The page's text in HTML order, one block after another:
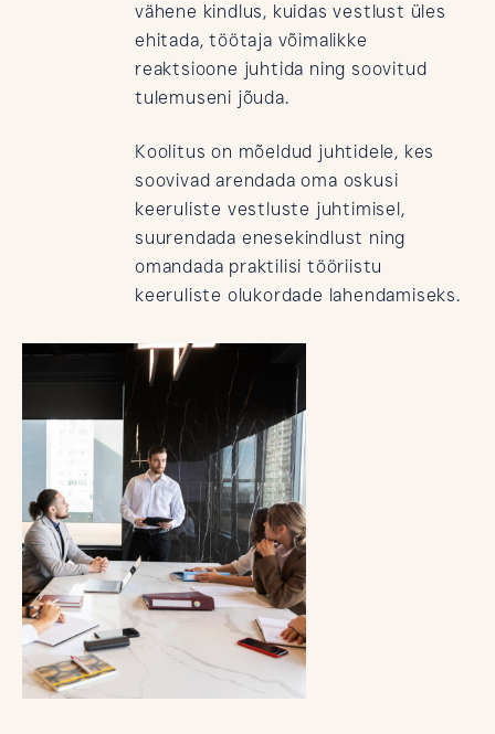
vähene kindlus, kuidas vestlust üles
ehitada, töötaja võimalikke
reaktsioone juhtida ning soovitud
tulemuseni jõuda.
Koolitus on mõeldud juhtidele, kes
soovivad arendada oma oskusi
keeruliste vestluste juhtimisel,
suurendada enesekindlust ning
omandada praktilisi tööriistu
keeruliste olukordade lahendamiseks.